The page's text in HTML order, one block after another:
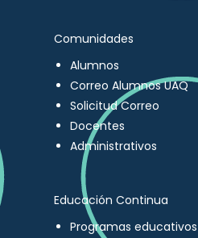
Comunidades
Alumnos
Correo Alumnos UAQ
Solicitud Correo
Docentes
Administrativos
Educación Continua
Programas educativos